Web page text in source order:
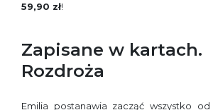
59,90 zł!
Zapisane w kartach.
Rozdroża
Emilia postanawia zacząć wszystko